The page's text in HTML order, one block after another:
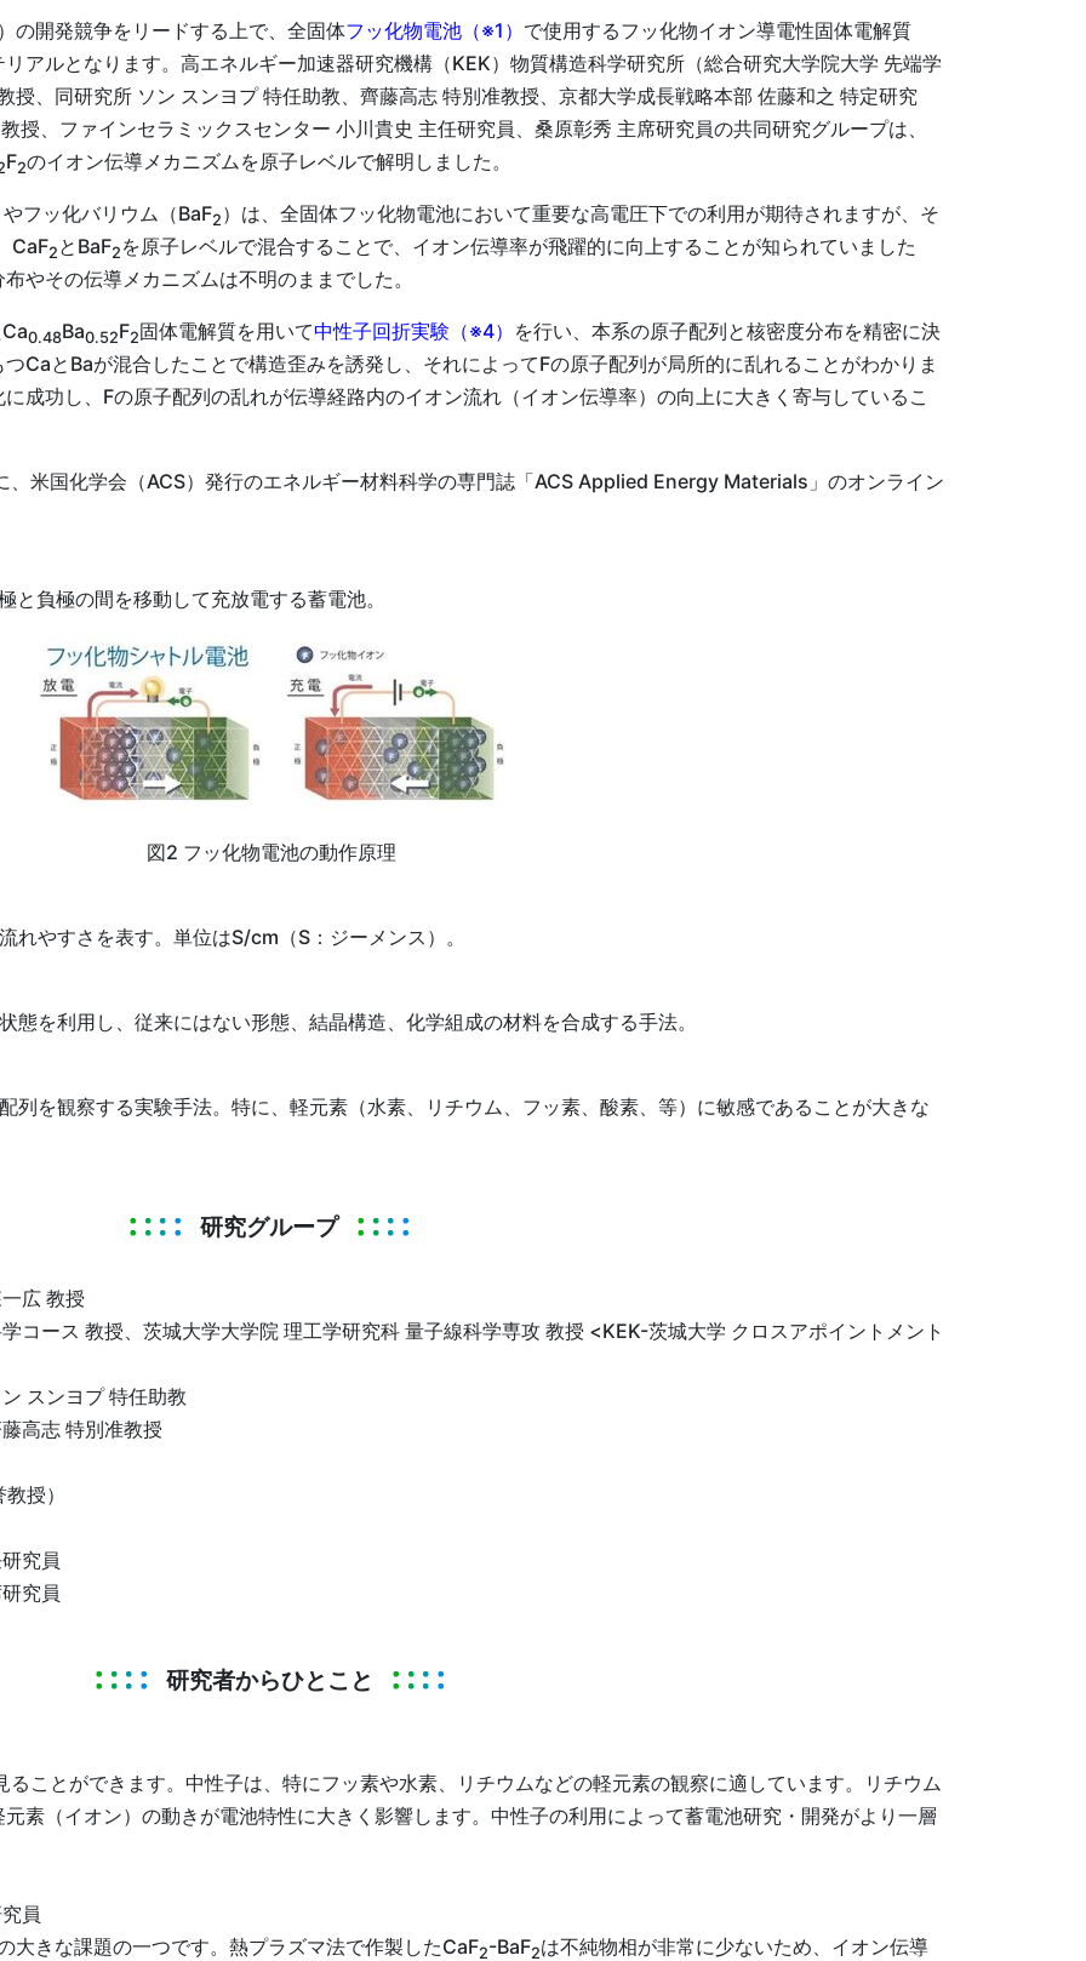
の開発競争をリードする上で、全固体フッ化物電池（※1） で使用するフッ化物イオン導電性固体電解質
アルとなります。高エネルギー加速器研究機構（KEK）物質構造科学研究所（総合研究大学院大学 先端学
授、同研究所 ソン スンヨプ 特任助教、齊藤高志 特別准教授、京都大学成長戦略本部 佐藤和之 特定研究
授、ファインセラミックスセンター 小川貴史 主任研究員、桑原彰秀 主席研究員の共同研究グループは、
F2のイオン伝導メカニズムを原子レベルで解明しました。
やフッ化バリウム（BaF2 ）は、全固体フッ化物電池において重要な高電圧下での利用が期待されますが、そ
CaF2 とBaF2 を原子レベルで混合することで、イオン伝導率が飛躍的に向上することが知られていました
布やその伝導メカニズムは不明のままでした。
0.48Ba0.52F2固体電解質を用いて中性子回折実験（※4） を行い、本系の原子配列と核密度分布を精密に決
CaとBaが混合したことで構造歪みを誘発し、それによってFの原子配列が局所的に乱れることがわかりま
成功し、Fの原子配列の乱れが伝導経路内のイオン流れ（イオン伝導率）の向上に大きく寄与しているこ
米国化学会（ACS）発行のエネルギー材料科学の専門誌「ACS Applied Energy Materials」のオンライン
と負極の間を移動して充放電する蓄電池。
図2 フッ化物電池の動作原理
れやすさを表す。単位はS/cm（S：ジーメンス）。
態を利用し、従来にはない形態、結晶構造、化学組成の材料を合成する手法。
列を観察する実験手法。特に、軽元素（水素、リチウム、フッ素、酸素、等）に敏感であることが大きな
研究グループ
広 教授
コース 教授、茨城大学大学院 理工学研究科 量子線科学専攻 教授 <KEK-茨城大学 クロスアポイントメント
スンヨプ 特任助教
高志 特別准教授
授）
究員
究員
研究者からひとこと
ことができます。中性子は、特にフッ素や水素、リチウムなどの軽元素の観察に適しています。リチウム
素（イオン）の動きが電池特性に大きく影響します。中性子の利用によって蓄電池研究・開発がより一層
員
大きな課題の一つです。熱プラズマ法で作製したCaF2-BaF2は不純物相が非常に少ないため、イオン伝導